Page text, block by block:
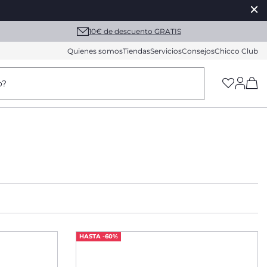
10€ de descuento GRATIS
Quienes somosTiendasServiciosConsejosChicco Club
HASTA -60%